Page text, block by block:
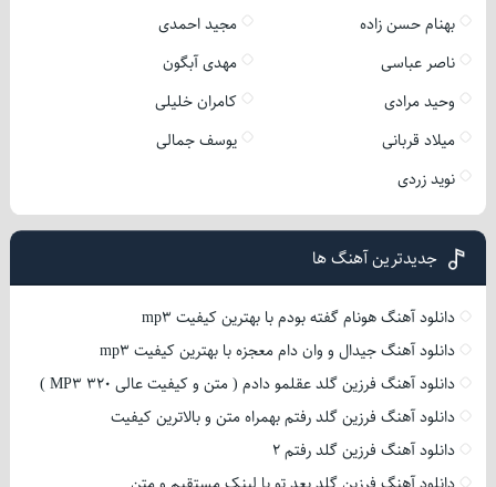
بهنام حسن زاده
مجید احمدی
ناصر عباسی
مهدی آبگون
وحید مرادی
کامران خلیلی
میلاد قربانی
یوسف جمالی
نوید زردی
جدیدترین آهنگ ها
دانلود آهنگ هونام گفته بودم با بهترین کیفیت mp3
دانلود آهنگ جیدال و وان دام معجزه با بهترین کیفیت mp3
دانلود آهنگ فرزین گلد عقلمو دادم ( متن و کیفیت عالی 320 MP3 )
دانلود آهنگ فرزین گلد رفتم بهمراه متن و بالاترین کیفیت
دانلود آهنگ فرزین گلد رفتم 2